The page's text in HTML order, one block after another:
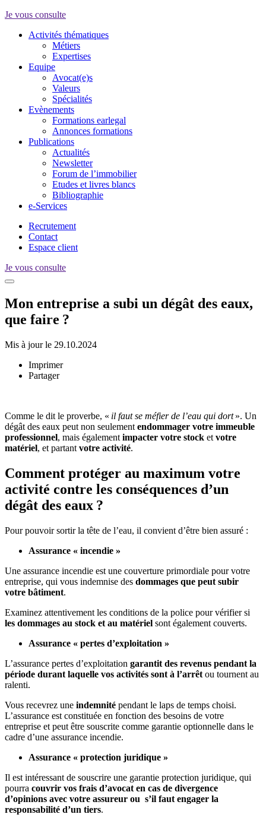
Je vous consulte
Activités thématiques
Métiers
Expertises
Equipe
Avocat(e)s
Valeurs
Spécialités
Evènements
Formations earlegal
Annonces formations
Publications
Actualités
Newsletter
Forum de l’immobilier
Etudes et livres blancs
Bibliographie
e-Services
Recrutement
Contact
Espace client
Je vous consulte
Mon entreprise a subi un dégât des eaux,
que faire ?
Mis à jour le 29.10.2024
Imprimer
Partager
Comme le dit le proverbe, « il faut se méfier de l’eau qui dort». Un
dégât des eaux peut non seulement endommager votre immeuble
professionnel, mais également impacter votre stock et votre
matériel, et partant votre activité.
Comment protéger au maximum votre
activité contre les conséquences d’un
dégât des eaux ?
Pour pouvoir sortir la tête de l’eau, il convient d’être bien assuré :
Assurance « incendie »
Une assurance incendie est une couverture primordiale pour votre
entreprise, qui vous indemnise des dommages que peut subir
votre bâtiment.
Examinez attentivement les conditions de la police pour vérifier si
les dommages au stock et au matériel sont également couverts.
Assurance « pertes d’exploitation »
L’assurance pertes d’exploitation garantit des revenus pendant la
période durant laquelle vos activités sont à l’arrêt ou tournent au
ralenti.
Vous recevrez une indemnité pendant le laps de temps choisi.
L’assurance est constituée en fonction des besoins de votre
entreprise et peut être souscrite comme garantie optionnelle dans le
cadre d’une assurance incendie.
Assurance « protection juridique »
Il est intéressant de souscrire une garantie protection juridique, qui
pourra couvrir vos frais d’avocat en cas de divergence
d’opinions avec votre assureur ou s’il faut engager la
responsabilité d’un tiers.